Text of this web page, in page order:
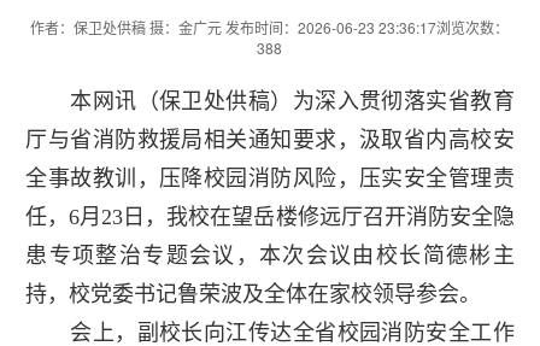
作者：保卫处供稿 摄：金广元 发布时间：2026-06-23 23:36:17浏览次数：
388
本网讯（保卫处供稿）为深入贯彻落实省教育
厅与省消防救援局相关通知要求，汲取省内高校安
全事故教训，压降校园消防风险，压实安全管理责
任，6月23日，我校在望岳楼修远厅召开消防安全隐
患专项整治专题会议，本次会议由校长简德彬主
持，校党委书记鲁荣波及全体在家校领导参会。
会上，副校长向江传达全省校园消防安全工作